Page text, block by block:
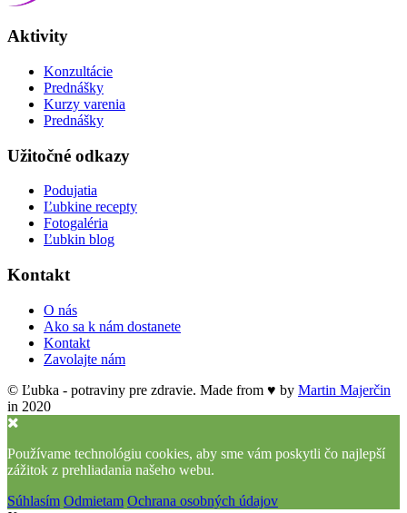
Aktivity
Konzultácie
Prednášky
Kurzy varenia
Prednášky
Užitočné odkazy
Podujatia
Ľubkine recepty
Fotogaléria
Ľubkin blog
Kontakt
O nás
Ako sa k nám dostanete
Kontakt
Zavolajte nám
© Ľubka - potraviny pre zdravie. Made from ♥ by Martin Majerčin
in 2020
Používame technológiu cookies, aby sme vám poskytli čo najlepší
zážitok z prehliadania našeho webu.
Súhlasím Odmietam Ochrana osobných údajov